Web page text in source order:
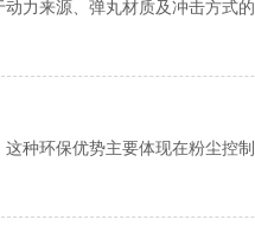
力来源、弹丸材质及冲击方式
种环保优势主要体现在粉尘控